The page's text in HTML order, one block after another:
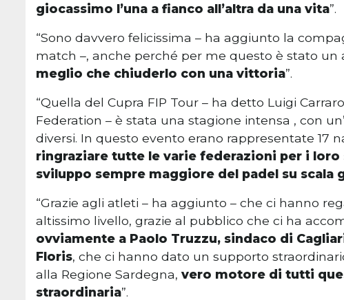
giocassimo l’una a fianco all’altra da una vita”.
“Sono davvero felicissima – ha aggiunto la
match –, anche perché per me questo è stato un
meglio che chiuderlo con una vittoria”.
“Quella del Cupra FIP Tour – ha detto Luigi
Federation – è stata una stagione intensa , con
diversi. In questo evento erano rappresentate 17
ringraziare tutte le varie federazioni per i
sviluppo sempre maggiore del padel su scala
“Grazie agli atleti – ha aggiunto – che ci hanno
altissimo livello, grazie al pubblico che ci ha
ovviamente a Paolo Truzzu, sindaco di
Floris, che ci hanno dato un supporto
alla Regione Sardegna, vero motore di tutti
straordinaria”.